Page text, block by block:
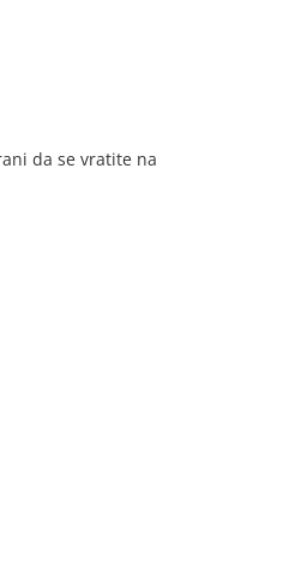
da se vratite na